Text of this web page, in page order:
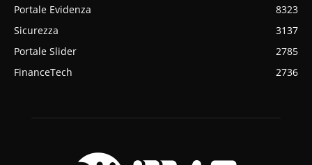
Portale Evidenza
8323
Sicurezza
3137
Portale Slider
2785
FinanceTech
2736